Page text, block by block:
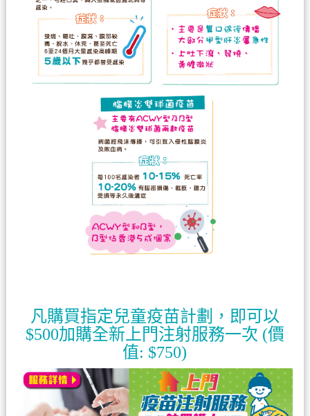
凡購買指定兒童疫苗計劃，即可以
$500加購全新上門注射服務一次 (價
值: $750)